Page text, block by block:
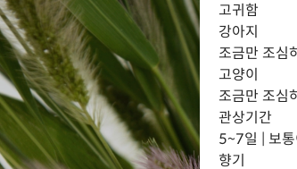
고귀함
강아지
조금만 조심
고양이
조금만 조심
관상기간
5~7일 | 보
향기